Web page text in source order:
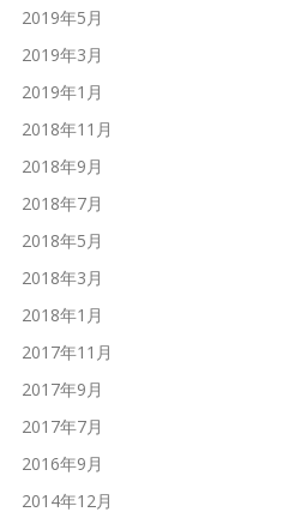
2019年5月
2019年3月
2019年1月
2018年11月
2018年9月
2018年7月
2018年5月
2018年3月
2018年1月
2017年11月
2017年9月
2017年7月
2016年9月
2014年12月